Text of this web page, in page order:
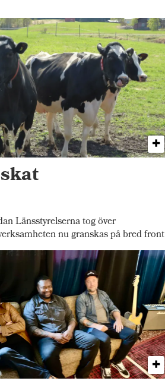
Länsstyrelserna tog över
nu granskas på bred front